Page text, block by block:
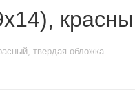
твердая обложка